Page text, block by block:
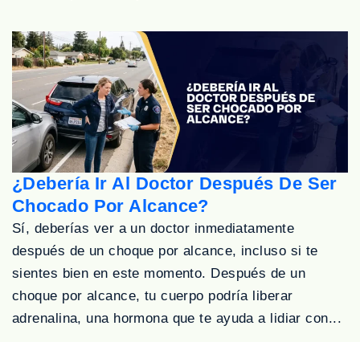
¿Debería Ir Al Doctor Después De Ser
Chocado Por Alcance?
Sí, deberías ver a un doctor inmediatamente
después de un choque por alcance, incluso si te
sientes bien en este momento. Después de un
choque por alcance, tu cuerpo podría liberar
adrenalina, una hormona que te ayuda a lidiar con...